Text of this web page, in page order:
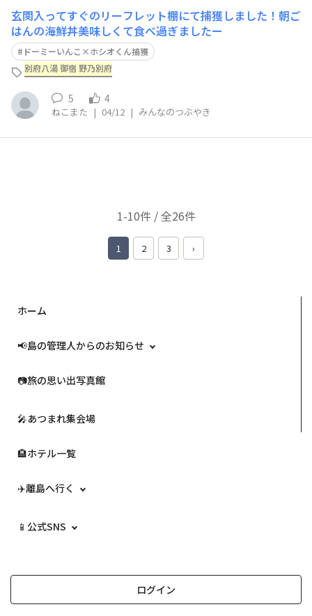
玄関入ってすぐのリーフレット棚にて捕獲しました！朝ご
はんの海鮮丼美味しくて食べ過ぎましたー
ドーミーいんこ×ホシオくん捕獲
別府八湯 御宿 野乃別府
5 4
ねこまた | 04/12 | みんなのつぶやき
1-10件 / 全26件
1 2 3 ›
ホーム
📢島の管理人からのお知らせ
📷️旅の思い出写真館
🎤あつまれ集会場
🏨ホテル一覧
✈️離島へ行く
📱公式SNS
ログイン